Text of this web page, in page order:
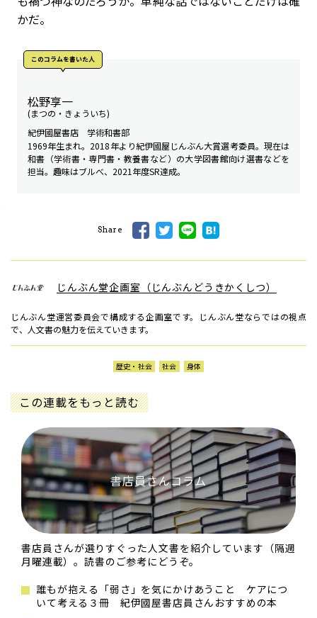
かだ。
このコラムを書いた人
松野享一
(まつの・きょういち)
紀伊國屋書店 学術和書部
1969年生まれ。2018年より紀伊國屋じんぶん大賞選考委員。現在は
和書（学術書・専門書・教養書など）の大学図書館向け選書などを
担当。趣味はブルべ、2021年度SR達成。
Share
じんぶん堂企画室（じんぶんどうきかくしつ）
じんぶん堂運営委員会で構成する企画室です。じんぶん堂ならではの視点
で、人文書の魅力を伝えていきます。
歴史・社会 社会 身体
この連載をもっと読む
書店員さんコラム
書店員さんが選りすぐった人文書を紹介しています（隔週
月曜連載）。読書のご参考にどうぞ。
誰もが抱える「弱さ」を気にかけあうこと ケアにつ
いて考える３冊 紀伊國屋書店員さんおすすめの本